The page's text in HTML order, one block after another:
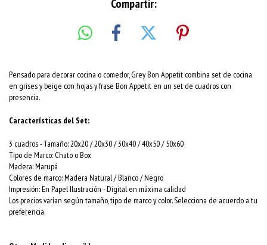
Compartir:
Pensado para decorar cocina o comedor, Grey Bon Appetit combina set de cocina
en grises y beige con hojas y frase Bon Appetit en un set de cuadros con
presencia.
Características del Set:
3 cuadros -Tamaño: 20x20 / 20x30 / 30x40 / 40x50 / 50x60
Tipo de Marco: Chato o Box
Madera: Marupá
Colores de marco: Madera Natural / Blanco / Negro
Impresión: En Papel Ilustración - Digital en máxima calidad
Los precios varían según tamaño, tipo de marco y color. Selecciona de acuerdo a tu
preferencia.